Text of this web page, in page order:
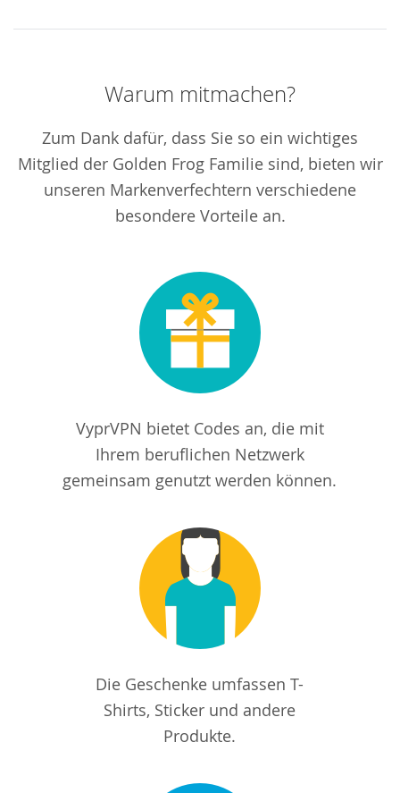
Warum mitmachen?
Zum Dank dafür, dass Sie so ein wichtiges
Mitglied der Golden Frog Familie sind, bieten wir
unseren Markenverfechtern verschiedene
besondere Vorteile an.
VyprVPN bietet Codes an, die mit
Ihrem beruflichen Netzwerk
gemeinsam genutzt werden können.
Die Geschenke umfassen T-
Shirts, Sticker und andere
Produkte.